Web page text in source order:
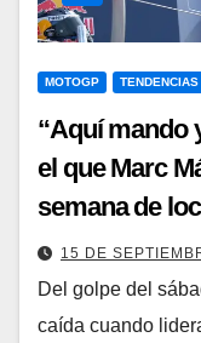
MOTOGP TENDENCIAS
“Aquí mando
el que Marc
semana de
15 DE
Del golpe del
caída cuando